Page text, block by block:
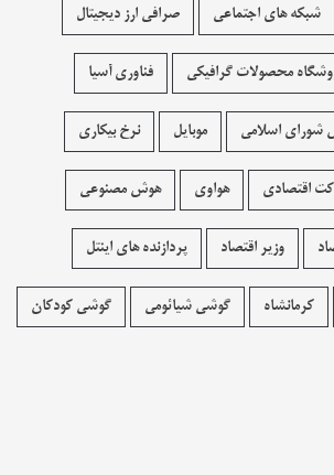
شبکه های اجتماعی صرافی ارز دیجیتال
محصولات گرافيکی فناوری آسیا
شورای اسلامی موبایل نرخ بیکاری
اقتصادی هواوی هوش مصنوعی
وزیر اقتصاد پردازنده های اینتل
کرمانشاه گوشی شیائومی گوشی کودکان